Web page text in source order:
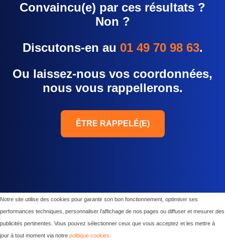
Convaincu(e) par ces résultats ?
Non ?
Discutons-en au 01 49 70 98 63.
Ou laissez-nous vos coordonnées,
nous vous rappellerons.
ÊTRE RAPPELÉ(E)
Notre site utilise des cookies pour garantir son bon fonctionnement, optimiser ses
performances techniques, personnaliser l'affichage de nos pages ou diffuser et mesurer des
publicités pertinentes. Vous pouvez sélectionner ceux que vous acceptez et les mettre à
jour à tout moment via notre politique cookies